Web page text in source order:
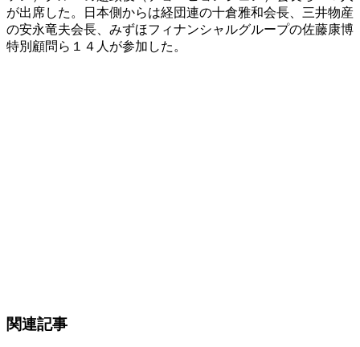
が出席した。日本側からは経団連の十倉雅和会長、三井物産
の安永竜夫会長、みずほフィナンシャルグループの佐藤康博
特別顧問ら１４人が参加した。
関連記事